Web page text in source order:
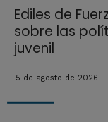
Ediles de
sobre las
juvenil
5 de agosto de 2026